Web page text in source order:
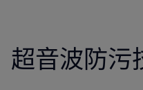
超音波防污